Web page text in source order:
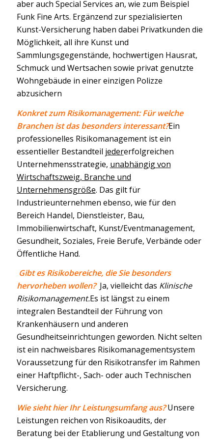
aber auch Special Services an, wie zum Beispiel
Funk Fine Arts. Ergänzend zur spezialisierten
Kunst-Versicherung haben dabei Privatkunden die
Möglichkeit, all ihre Kunst und
Sammlungsgegenstände, hochwertigen Hausrat,
Schmuck und Wertsachen sowie privat genutzte
Wohngebäude in einer einzigen Polizze
abzusichern
Konkret zum Risikomanagement: Für welche
Branchen ist das besonders interessant?Ein
professionelles Risikomanagement ist ein
essentieller Bestandteil jedererfolgreichen
Unternehmensstrategie, unabhängig von
Wirtschaftszweig, Branche und
Unternehmensgröße. Das gilt für
Industrieunternehmen ebenso, wie für den
Bereich Handel, Dienstleister, Bau,
Immobilienwirtschaft, Kunst/Eventmanagement,
Gesundheit, Soziales, Freie Berufe, Verbände oder
Öffentliche Hand.
Gibt es Risikobereiche, die Sie besonders
hervorheben wollen? Ja, vielleicht das Klinische
Risikomanagement.Es ist längst zu einem
integralen Bestandteil der Führung von
Krankenhäusern und anderen
Gesundheitseinrichtungen geworden. Nicht selten
ist ein nachweisbares Risikomanagementsystem
Voraussetzung für den Risikotransfer im Rahmen
einer Haftpflicht-, Sach- oder auch Technischen
Versicherung.
Wie sieht hier Ihr Leistungsumfang aus?Unsere
Leistungen reichen von Risikoaudits, der
Beratung bei der Etablierung und Gestaltung von